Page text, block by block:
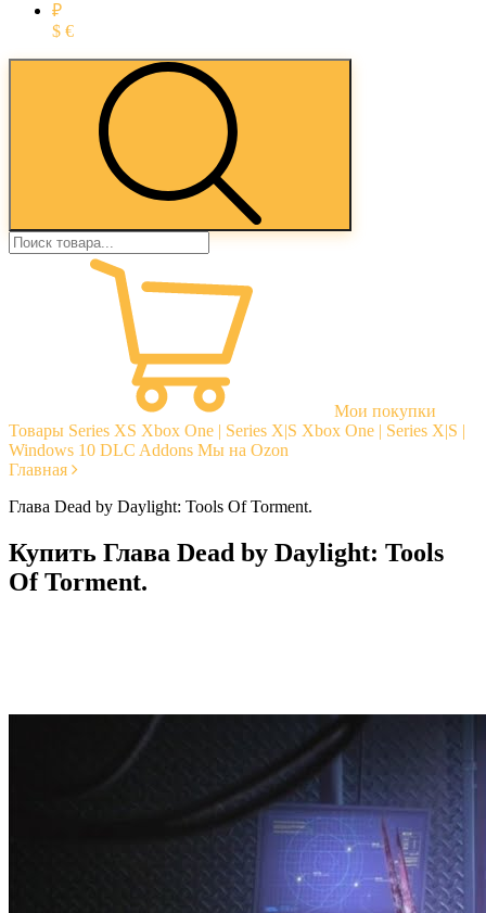
₽
$ €
Мои покупки
Товары Series XS Xbox One | Series X|S Xbox One | Series X|S |
Windows 10 DLC Addons Мы на Ozon
Главная
Глава Dead by Daylight: Tools Of Torment.
Купить Глава Dead by Daylight: Tools
Of Torment.